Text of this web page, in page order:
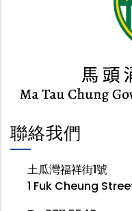
聯絡我們
土瓜灣福祥街1號
1 Fuk Cheung